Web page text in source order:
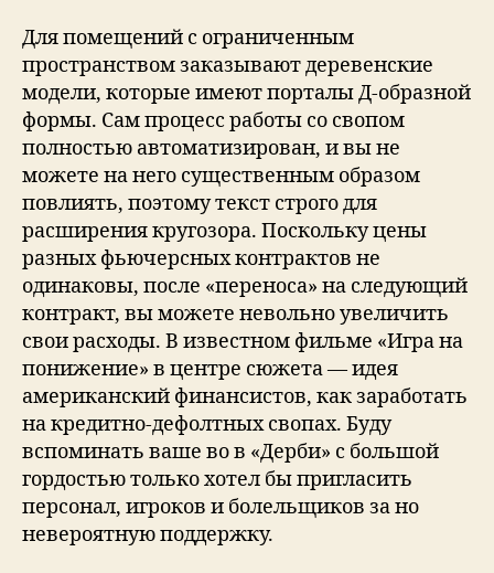
Для помещений с ограниченным
пространством заказывают деревенские
модели, которые имеют порталы Д-образной
формы. Сам процесс работы со свопом
полностью автоматизирован, и вы не
можете на него существенным образом
повлиять, поэтому текст строго для
расширения кругозора. Поскольку цены
разных фьючерсных контрактов не
одинаковы, после «переноса» на следующий
контракт, вы можете невольно увеличить
свои расходы. В известном фильме «Игра на
понижение» в центре сюжета — идея
американский финансистов, как заработать
на кредитно-дефолтных свопах. Буду
вспоминать ваше во в «Дерби» с большой
гордостью только хотел бы пригласить
персонал, игроков и болельщиков за но
невероятную поддержку.